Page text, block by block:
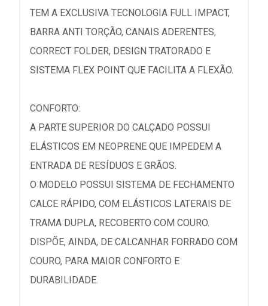
TEM A EXCLUSIVA TECNOLOGIA FULL IMPACT,
BARRA ANTI TORÇÃO, CANAIS ADERENTES,
CORRECT FOLDER, DESIGN TRATORADO E
SISTEMA FLEX POINT QUE FACILITA A FLEXÃO.
CONFORTO:
A PARTE SUPERIOR DO CALÇADO POSSUI
ELÁSTICOS EM NEOPRENE QUE IMPEDEM A
ENTRADA DE RESÍDUOS E GRÃOS.
O MODELO POSSUI SISTEMA DE FECHAMENTO
CALCE RÁPIDO, COM ELÁSTICOS LATERAIS DE
TRAMA DUPLA, RECOBERTO COM COURO.
DISPÕE, AINDA, DE CALCANHAR FORRADO COM
COURO, PARA MAIOR CONFORTO E
DURABILIDADE.